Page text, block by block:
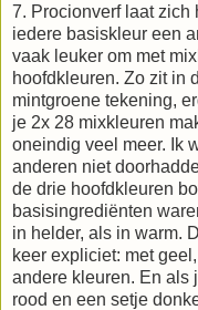
7. Procionverf laat zich
iedere basiskleur een
vaak leuker om met
hoofdkleuren. Zo zit in
mintgroene tekening,
je 2x 28 mixkleuren
oneindig veel meer. Ik
anderen niet
de drie hoofdkleuren
basisingrediënten
in helder, als in warm.
keer expliciet: met
andere kleuren. En als
rood en een setje